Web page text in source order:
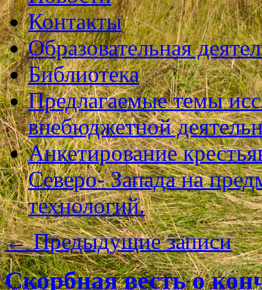
Контакты
Образовательная
Библиотека
Предлагаемые темы
внебюджетной
Анкетирование
Северо- Запада на
технологий.
←Предыдущие записи
Скорбная весть о